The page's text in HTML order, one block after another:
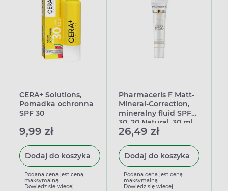
CERA+ Solutions,
Pomadka ochronna
SPF 30
9,99 zł
Dodaj do koszyka
Podana cena jest ceną
maksymalną
Dowiedz się więcej
Pharmaceris F Matt-
Mineral-Correction,
mineralny fluid SPF
30, 20 Natural, 30 ml
26,49 zł
Dodaj do koszyka
Podana cena jest ceną
maksymalną
Dowiedz się więcej